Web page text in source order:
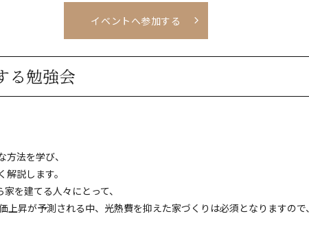
イベントへ参加する
る勉強会
法を学び、
説します。
を建てる人々にとって、
昇が予測される中、光熱費を抑えた家づくりは必須となりますので、